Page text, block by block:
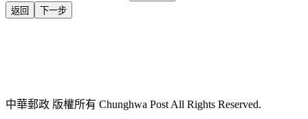
返回
下一步
中華郵政 版權所有 Chunghwa Post All Rights Reserved.